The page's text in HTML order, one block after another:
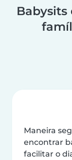
Babysits
Maneira
encontrar
facilitar o